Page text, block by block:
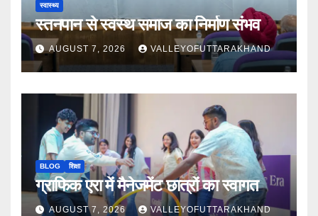
स्वास्थ्य
स्तनपान से स्वस्थ समाज का निर्माण संभव
AUGUST 7, 2026 VALLEYOFUTTARAKHAND
BLOG शिक्षा
ग्राफिक एरा में मैनेजमेंट छात्रों का स्वागत
AUGUST 7, 2026 VALLEYOFUTTARAKHAND